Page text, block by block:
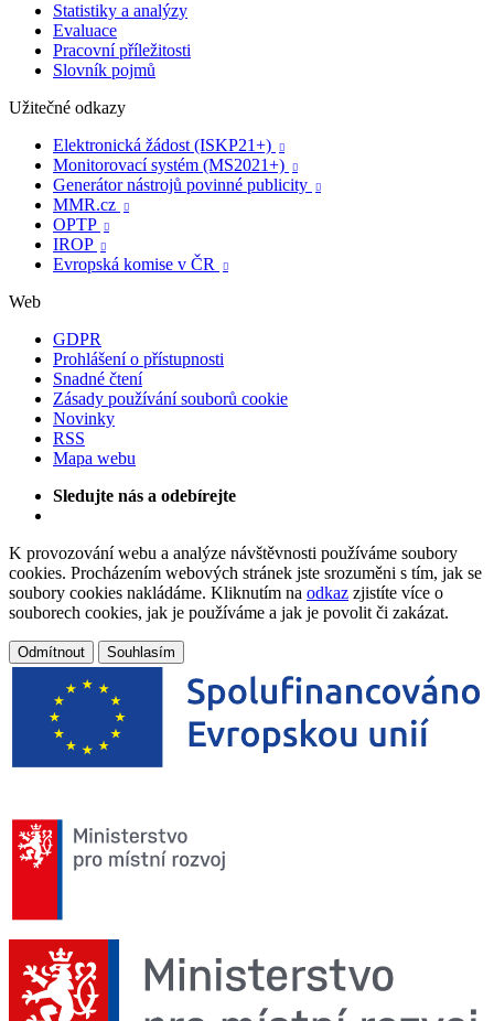
Statistiky a analýzy
Evaluace
Pracovní příležitosti
Slovník pojmů
Užitečné odkazy
Elektronická žádost (ISKP21+)

Monitorovací systém (MS2021+) 
Generátor nástrojů povinné publicity 
MMR.cz 
OPTP 
IROP 
Evropská komise v ČR 
Web
GDPR
Prohlášení o přístupnosti
Snadné čtení
Zásady používání souborů cookie
Novinky
RSS
Mapa webu
Sledujte nás a odebírejte
K provozování webu a analýze návštěvnosti používáme soubory
cookies. Procházením webových stránek jste srozuměni s tím, jak se
soubory cookies nakládáme. Kliknutím na odkaz zjistíte více o
souborech cookies, jak je používáme a jak je povolit či zakázat.
Odmítnout Souhlasím